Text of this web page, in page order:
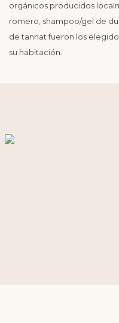
orgánicos producidos
romero, shampoo/gel de
de tannat fueron los
su habitación.